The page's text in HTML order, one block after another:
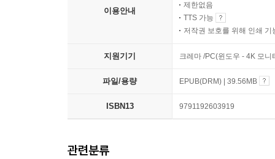
이용안내
제한없음
TTS 가능
저작권 보호를 위해 인쇄 기
지원기기 크레마 /PC(윈도우 - 4K 모
파일/용량 EPUB(DRM) | 39.56MB
ISBN13 9791192603919
관련분류